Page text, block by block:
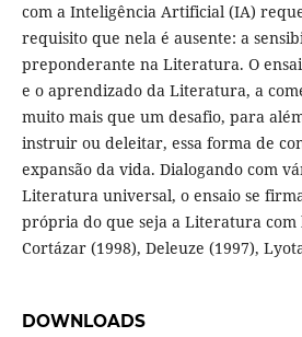
com a Inteligência Artificial (IA)
requisito que nela é ausente: a
preponderante na Literatura. O
e o aprendizado da Literatura, a
muito mais que um desafio, para
instruir ou deleitar, essa forma de
expansão da vida. Dialogando com
Literatura universal, o ensaio se
própria do que seja a Literatura com
Cortázar (1998), Deleuze (1997),
DOWNLOADS